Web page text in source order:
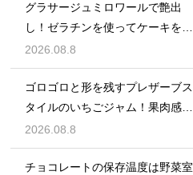
グラサージュミロワールで艶出
し！ゼラチンを使ってケーキを美
しく飾る
2026.08.8
ゴロゴロと形を残すプレザーブス
タイルのいちごジャム！果肉感を
たっぷり楽しむ美味しいレシピ
2026.08.8
チョコレートの保存温度は野菜室